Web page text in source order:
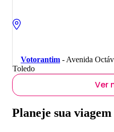
Votorantim - Avenida
Toledo
Ver
Planeje sua